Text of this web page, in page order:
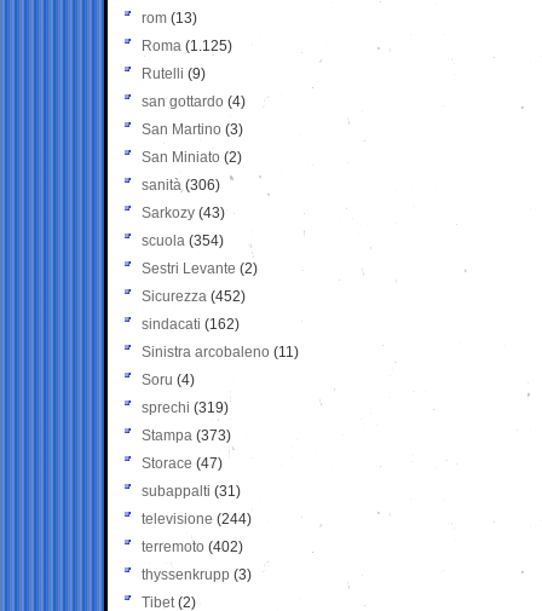
rom (13)
Roma (1.125)
Rutelli (9)
san gottardo (4)
San Martino (3)
San Miniato (2)
sanità (306)
Sarkozy (43)
scuola (354)
Sestri Levante (2)
Sicurezza (452)
sindacati (162)
Sinistra arcobaleno (11)
Soru (4)
sprechi (319)
Stampa (373)
Storace (47)
subappalti (31)
televisione(244)
terremoto (402)
thyssenkrupp (3)
Tibet(2)